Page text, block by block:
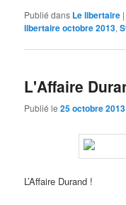
Publié dans Le libertaire |
libertaire octobre 2013,
L'Affaire
Publié le25 octobre 2013
L’Affaire Durand !